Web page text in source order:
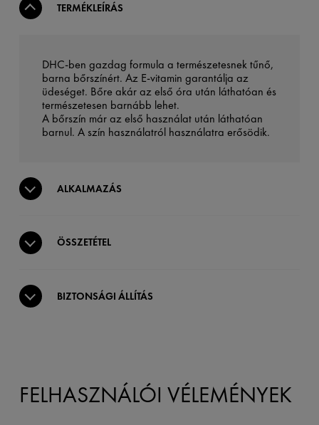
TERMÉKLEÍRÁS
DHC-ben gazdag formula a természetesnek tűnő,
barna bőrszínért. Az E-vitamin garantálja az
üdeséget. Bőre akár az első óra után láthatóan és
természetesen barnább lehet.
A bőrszín már az első használat után láthatóan
barnul. A szín használatról használatra erősödik.
ALKALMAZÁS
ÖSSZETÉTEL
BIZTONSÁGI ÁLLÍTÁS
FELHASZNÁLÓI VÉLEMÉNYEK